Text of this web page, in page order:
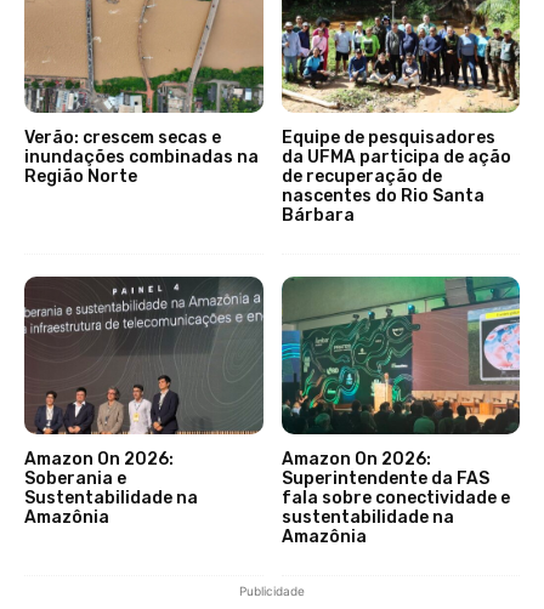
Verão: crescem secas e
inundações combinadas na
Região Norte
Equipe de pesquisadores
da UFMA participa de ação
de recuperação de
nascentes do Rio Santa
Bárbara
Amazon On 2026:
Soberania e
Sustentabilidade na
Amazônia
Amazon On 2026:
Superintendente da FAS
fala sobre conectividade e
sustentabilidade na
Amazônia
Publicidade